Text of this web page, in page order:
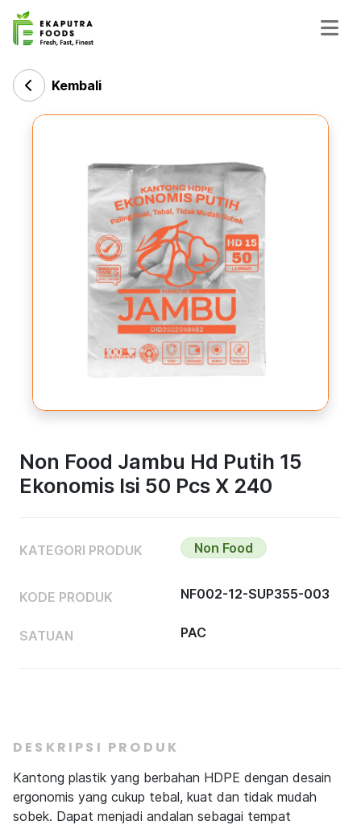
Kembali
Non Food Jambu Hd Putih 15
Ekonomis Isi 50 Pcs X 240
KATEGORI PRODUK Non Food
KODE PRODUK NF002-12-SUP355-003
SATUAN PAC
DESKRIPSI PRODUK
Kantong plastik yang berbahan HDPE dengan desain
ergonomis yang cukup tebal, kuat dan tidak mudah
sobek. Dapat menjadi andalan sebagai tempat